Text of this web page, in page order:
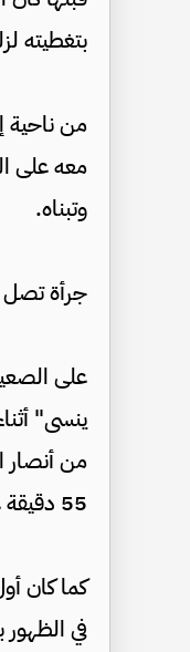
بتغطيته
من ناحية
معه على
وتبناه.
جرأة تصل
على
ينسى"
من أنصار
55 دقيقة على الهواء مباشرة.
كما كان